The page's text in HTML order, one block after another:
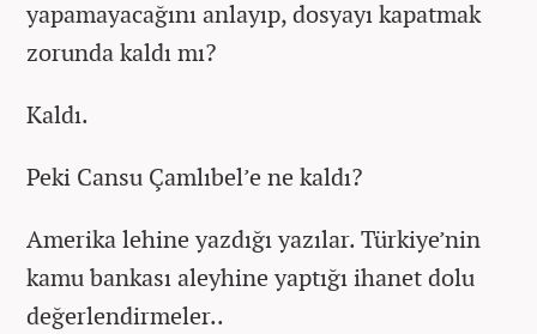
yapamayacağını anlayıp, dosyayı kapatmak
zorunda kaldı mı?
Kaldı.
Peki Cansu Çamlıbel’e ne kaldı?
Amerika lehine yazdığı yazılar. Türkiye’nin
kamu bankası aleyhine yaptığı ihanet dolu
değerlendirmeler..